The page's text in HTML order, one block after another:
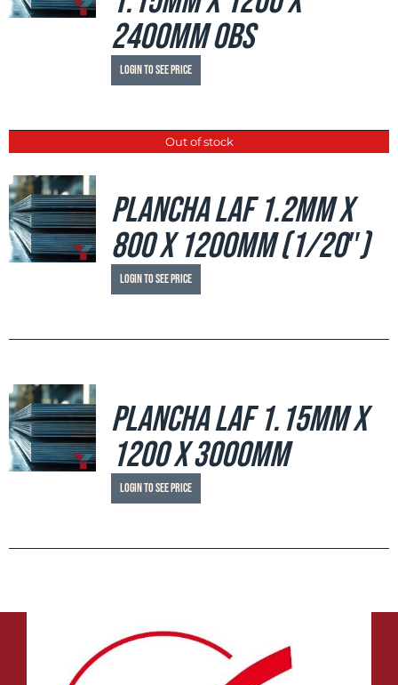
2400mm OBS
Login to see price
Out of stock
Plancha LAF 1.2mm x
800 x 1200mm (1/20″)
Login to see price
Plancha LAF 1.15mm x
1200 x 3000mm
Login to see price